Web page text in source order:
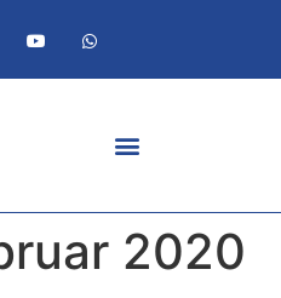
2020